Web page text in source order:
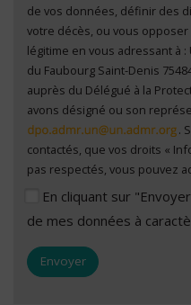
de vos données, définir des
votre décès, ou vous
légitime en vous adressant à :
du Faubourg Saint-Denis
auprès du Délégué à la
avons désigné ou son
.
contactés, que vos droits «
pas respectés, vous pouvez
En cliquant sur
de mes données à